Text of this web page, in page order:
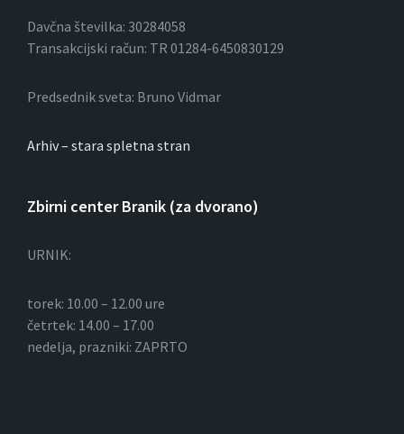
i
s
p
k
v
Davčna številka: 30284058
Transakcijski račun: TR 01284-6450830129
Predsednik sveta: Bruno Vidmar
Arhiv – stara spletna stran
Zbirni center Branik (za dvorano)
URNIK:
torek: 10.00 – 12.00 ure
četrtek: 14.00 – 17.00
nedelja, prazniki: ZAPRTO